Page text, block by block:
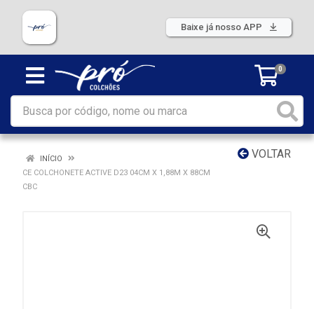
Baixe já nosso APP
0
VOLTAR
INÍCIO
CE COLCHONETE ACTIVE D23 04CM X 1,88M X 88CM
CBC